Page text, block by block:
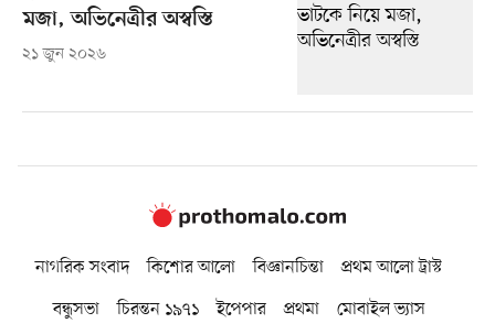
মজা, অভিনেত্রীর অস্বস্তি
২১ জুন ২০২৬
নাগরিক সংবাদ কিশোর আলো বিজ্ঞানচিন্তা
প্রথম আলো ট্রাস্ট
বন্ধুসভা
চিরন্তন ১৯৭১ ইপেপার প্রথমা মোবাইল ভ্যাস